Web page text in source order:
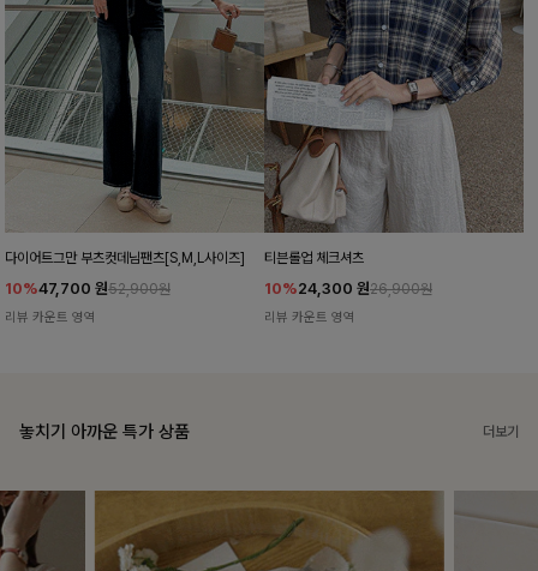
다이어트그만 부츠컷데님팬츠[S,M,L사이즈]
10%47,700 원52,900원
리뷰 카운트 영역
티븐롤업 체크셔츠
10%24,300 원26,900원
리뷰 카운트 영역
놓치기 아까운 특가 상품 더보기